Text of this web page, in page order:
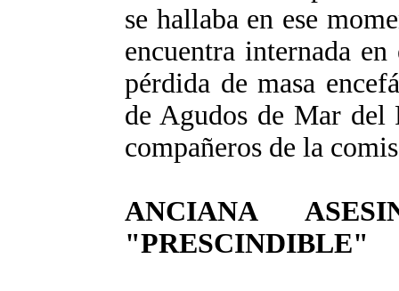
se hallaba en ese
encuentra internada
pérdida de masa
de Agudos de Mar
compañeros de la
ANCIANA
"PRESCINDIBLE"